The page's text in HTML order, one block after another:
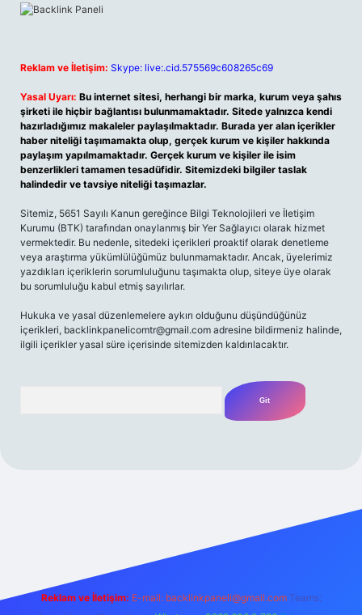
Reklam ve İletişim: Skype: live:.cid.575569c608265c69
Yasal Uyarı: Bu internet sitesi, herhangi bir marka, kurum veya şahıs
şirketi ile hiçbir bağlantısı bulunmamaktadır. Sitede yalnızca kendi
hazırladığımız makaleler paylaşılmaktadır. Burada yer alan içerikler
haber niteliği taşımamakta olup, gerçek kurum ve kişiler hakkında
paylaşım yapılmamaktadır. Gerçek kurum ve kişiler ile isim
benzerlikleri tamamen tesadüfidir. Sitemizdeki bilgiler taslak
halindedir ve tavsiye niteliği taşımazlar.
Sitemiz, 5651 Sayılı Kanun gereğince Bilgi Teknolojileri ve İletişim
Kurumu (BTK) tarafından onaylanmış bir Yer Sağlayıcı olarak hizmet
vermektedir. Bu nedenle, sitedeki içerikleri proaktif olarak denetleme
veya araştırma yükümlülüğümüz bulunmamaktadır. Ancak, üyelerimiz
yazdıkları içeriklerin sorumluluğunu taşımakta olup, siteye üye olarak
bu sorumluluğu kabul etmiş sayılırlar.
Hukuka ve yasal düzenlemelere aykırı olduğunu düşündüğünüz
içerikleri, backlinkpanelicomtr@gmail.com adresine bildirmeniz halinde,
ilgili içerikler yasal süre içerisinde sitemizden kaldırılacaktır.
Reklam ve İletişim: E-mail: backlinkpaneli@gmail.com Teams: